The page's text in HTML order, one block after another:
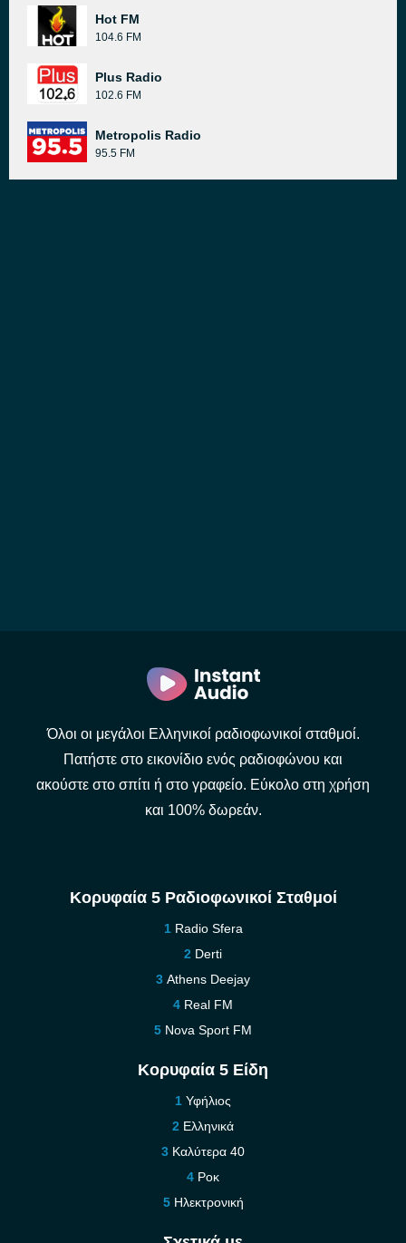
Hot FM
104.6 FM
Plus Radio
102.6 FM
Metropolis Radio
95.5 FM
Όλοι οι μεγάλοι Ελληνικοί ραδιοφωνικοί σταθμοί.
Πατήστε στο εικονίδιο ενός ραδιοφώνου και
ακούστε στο σπίτι ή στο γραφείο. Εύκολο στη χρήση
και 100% δωρεάν.
Κορυφαία 5 Ραδιοφωνικοί Σταθμοί
Radio Sfera
Derti
Athens Deejay
Real FM
Nova Sport FM
Κορυφαία 5 Είδη
Υφήλιος
Ελληνικά
Καλύτερα 40
Ροκ
Ηλεκτρονική